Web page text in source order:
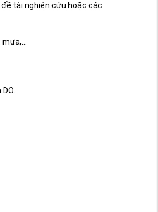
tài nghiên cứu hoặc các